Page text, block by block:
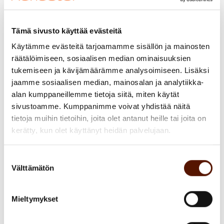
Tämä sivusto käyttää evästeitä
Käytämme evästeitä tarjoamamme sisällön ja mainosten
räätälöimiseen, sosiaalisen median ominaisuuksien
tukemiseen ja kävijämäärämme analysoimiseen. Lisäksi
jaamme sosiaalisen median, mainosalan ja analytiikka-
alan kumppaneillemme tietoja siitä, miten käytät
sivustoamme. Kumppanimme voivat yhdistää näitä
tietoja muihin tietoihin, joita olet antanut heille tai joita on
kerätty, kun olet käyttänyt heidän palvelujaan.
valinta
Välttämätön
Mieltymykset
Millaisten asioiden kanssa asiakkaat
joutuvat työssään lähivuosina
painimaan?
Teknologia kehittyy huimaa vauhtia IT-
alalla. Mieti vaikka, mitä tekoälypuolella on
tapahtunut pelkästään lähikuukausina.
Lisää osaajia tarvitaan, jotta teknologiaa
voidaan hyödyntää kunnolla yrityksissä.
IT-alan työntekijät tahdo pysyä tahdissa
osaajapulaan, koska lisäkoulutus ei